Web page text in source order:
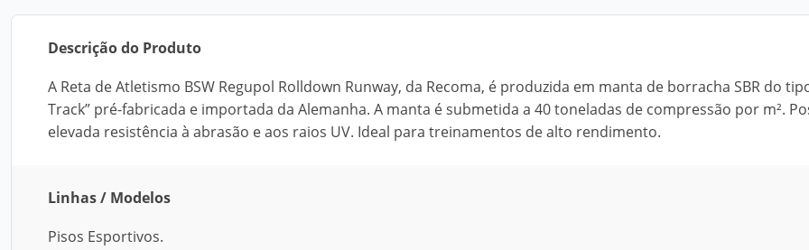
Descrição do Produto
A Reta de Atletismo BSW Regupol Rolldown Runway, da Recoma, é produzida em manta de borracha SBR do
Track” pré-fabricada e importada da Alemanha. A manta é submetida a 40 toneladas de compressão por m².
elevada resistência à abrasão e aos raios UV. Ideal para treinamentos de alto rendimento.
Linhas / Modelos
Pisos Esportivos.